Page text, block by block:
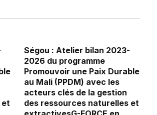
et
Ségou : Atelier bilan 2023-
2026 du programme
Promouvoir une Paix Durable
au Mali (PPDM) avec les
acteurs clés de la gestion
des ressources naturelles et